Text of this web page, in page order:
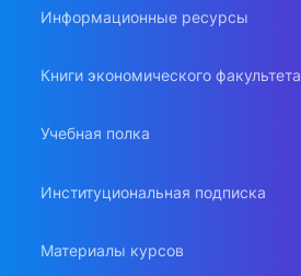
Информационные ресурсы
Книги экономического факультета
Учебная полка
Институциональная подписка
Материалы курсов